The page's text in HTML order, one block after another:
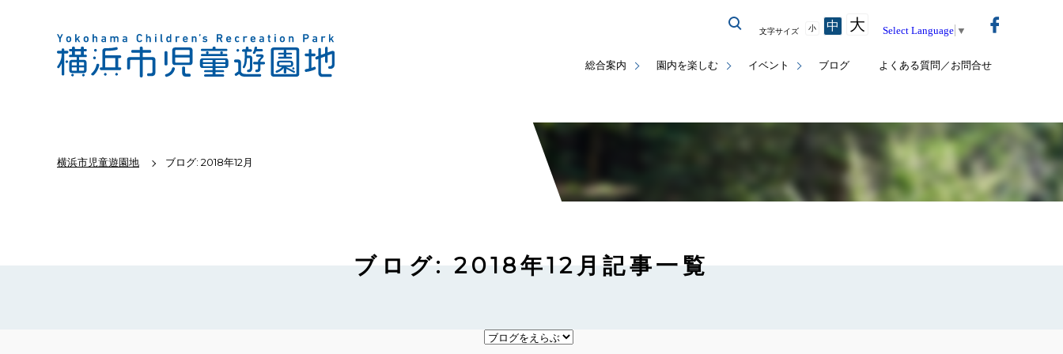
総合案内 園内を楽しむ イベント ブログ よくある質問／お問合せ
文字サイズ 小 中 大 Select Language ▼
横浜市児童遊園地 ブログ: 2018年12月
ブログ: 2018年12月記事一覧